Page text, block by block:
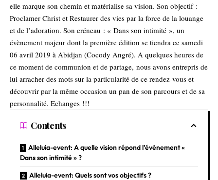
elle marque son chemin et matérialise sa vision. Son objectif :
Proclamer Christ et Restaurer des vies par la force de la louange
et de l’adoration. Son créneau : « Dans son intimité », un
évènement majeur dont la première édition se tiendra ce samedi
06 avril 2019 à Abidjan (Cocody Angré). A quelques heures de
ce moment de communion et de partage, nous avons entrepris de
lui arracher des mots sur la particularité de ce rendez-vous et
découvrir par la même occasion un pan de son parcours et de sa
personnalité. Echanges !!!
Contents
Alleluia-event: A quelle vision répond l’évènement «
Dans son intimité » ?
Alleluia-event: Quels sont vos objectifs ?